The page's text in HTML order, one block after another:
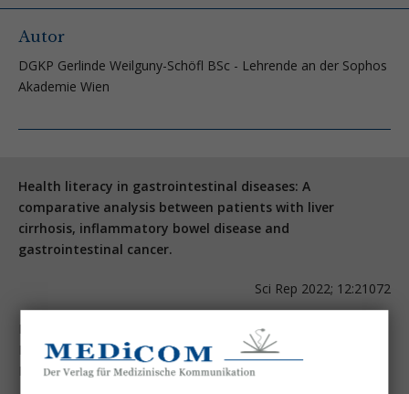
Autor
DGKP Gerlinde Weilguny-Schöfl BSc - Lehrende an der Sophos
Akademie Wien
Health literacy in gastrointestinal diseases: A
comparative analysis between patients with liver
cirrhosis, inflammatory bowel disease and
gastrointestinal cancer.
Sci Rep 2022; 12:21072
Kaps L, Omogbehin L, Hildebrand K, Gairing SJ, Schleicher EM,
Moehler M,
Rahman F, et al.